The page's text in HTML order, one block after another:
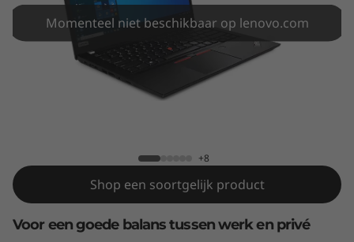
n
Momenteel niet beschikbaar op lenovo.com
+8
Shop een soortgelijk product
Voor een goede balans tussen werk en privé